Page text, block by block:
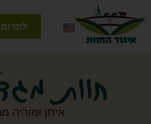
חוותאיתן ומוריה